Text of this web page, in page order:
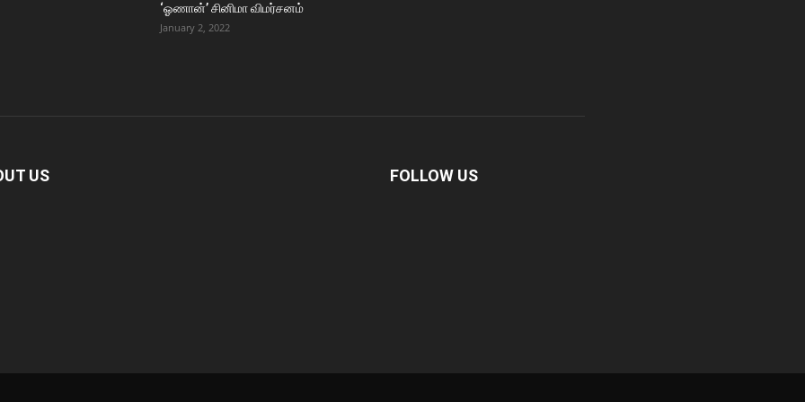
‘ஓணான்’ சினிமா விமர்சனம்
January 2, 2022
US FOLLOW US